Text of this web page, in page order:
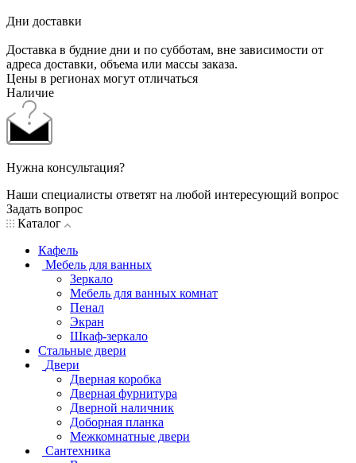
Дни доставки
Доставка в будние дни и по субботам, вне зависимости от
адреса доставки, объема или массы заказа.
Цены в регионах могут отличаться
Наличие
Нужна консультация?
Наши специалисты ответят на любой интересующий вопрос
Задать вопрос
Каталог
Кафель
Мебель для ванных
Зеркало
Мебель для ванных комнат
Пенал
Экран
Шкаф-зеркало
Стальные двери
Двери
Дверная коробка
Дверная фурнитура
Дверной наличник
Доборная планка
Межкомнатные двери
Сантехника